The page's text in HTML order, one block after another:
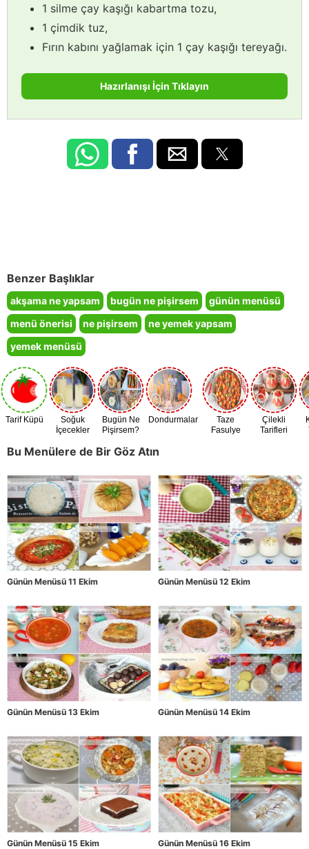
1 silme çay kaşığı kabartma tozu,
1 çimdik tuz,
Fırın kabını yağlamak için 1 çay kaşığı tereyağı.
Hazırlanışı İçin Tıklayın
Benzer Başlıklar
akşama ne yapsam bugün ne pişirsem
günün menüsü
menü önerisi
ne pişirsem
ne yemek yapsam
yemek menüsü
Tarif Küpü
Soğuk
İçecekler
Bugün Ne
Pişirsem?
Dondurmalar
Taze
Fasulye
Çilekli
Tarifleri
Bu Menülere de Bir Göz Atın
Günün Menüsü 11 Ekim Günün Menüsü 12 Ekim
Günün Menüsü 13 Ekim Günün Menüsü 14 Ekim
Günün Menüsü 15 Ekim Günün Menüsü 16 Ekim